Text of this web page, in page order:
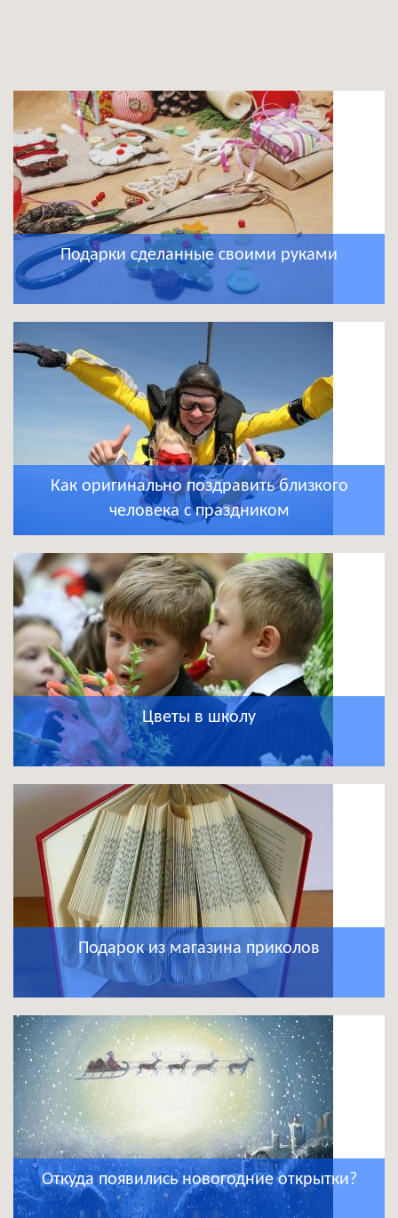
Подарки сделанные своими руками
Как оригинально поздравить близкого
человека с праздником
Цветы в школу
Подарок из магазина приколов
Откуда появились новогодние открытки?